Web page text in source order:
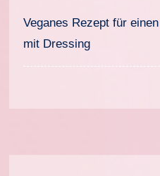
Veganes Rezept für einen bunten Bohnensalat
mit Dressing